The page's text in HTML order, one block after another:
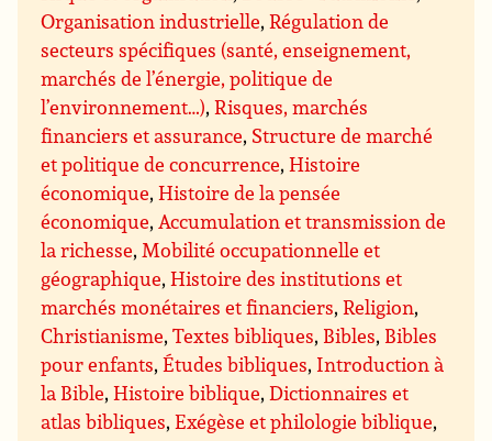
Organisation industrielle,Régulation de
secteurs spécifiques (santé, enseignement,
marchés de l’énergie, politique de
l’environnement…),Risques, marchés
financiers et assurance, Structure de marché
et politique de concurrence,Histoire
économique,Histoire de la pensée
économique, Accumulation et transmission de
la richesse, Mobilité occupationnelle et
géographique,Histoire des institutions et
marchés monétaires et financiers,Religion,
Christianisme,Textes bibliques, Bibles, Bibles
pour enfants,Études bibliques, Introduction à
la Bible,Histoire biblique,Dictionnaires et
atlas bibliques,Exégèse et philologie biblique,